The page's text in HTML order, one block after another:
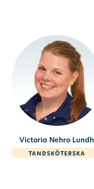
Victoria Nehro Lundh
tandsköterska